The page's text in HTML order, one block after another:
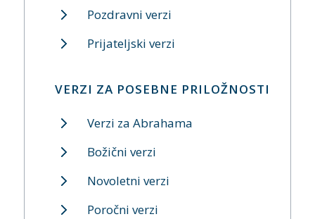
Pozdravni verzi
Prijateljski verzi
VERZI ZA POSEBNE PRILOŽNOSTI
Verzi za Abrahama
Božični verzi
Novoletni verzi
Poročni verzi